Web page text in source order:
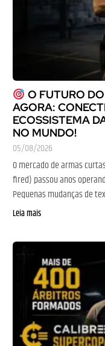
O FUTURO
AGORA:
ECOSSISTEMA
NO MUNDO!
05/08/2026
O mercado de armas
fired) passou anos
Pequenas mudanças de
Leia mais